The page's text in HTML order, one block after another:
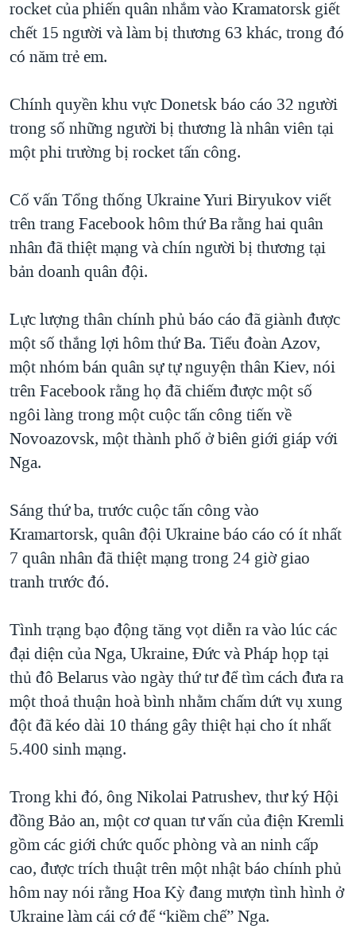
rocket của phiến quân nhắm vào Kramatorsk giết
chết 15 người và làm bị thương 63 khác, trong đó
có năm trẻ em.
Chính quyền khu vực Donetsk báo cáo 32 người
trong số những người bị thương là nhân viên tại
một phi trường bị rocket tấn công.
Cố vấn Tổng thống Ukraine Yuri Biryukov viết
trên trang Facebook hôm thứ Ba rằng hai quân
nhân đã thiệt mạng và chín người bị thương tại
bản doanh quân đội.
Lực lượng thân chính phủ báo cáo đã giành được
một số thắng lợi hôm thứ Ba. Tiểu đoàn Azov,
một nhóm bán quân sự tự nguyện thân Kiev, nói
trên Facebook rằng họ đã chiếm được một số
ngôi làng trong một cuộc tấn công tiến về
Novoazovsk, một thành phố ở biên giới giáp với
Nga.
Sáng thứ ba, trước cuộc tấn công vào
Kramartorsk, quân đội Ukraine báo cáo có ít nhất
7 quân nhân đã thiệt mạng trong 24 giờ giao
tranh trước đó.
Tình trạng bạo động tăng vọt diễn ra vào lúc các
đại diện của Nga, Ukraine, Đức và Pháp họp tại
thủ đô Belarus vào ngày thứ tư để tìm cách đưa ra
một thoả thuận hoà bình nhằm chấm dứt vụ xung
đột đã kéo dài 10 tháng gây thiệt hại cho ít nhất
5.400 sinh mạng.
Trong khi đó, ông Nikolai Patrushev, thư ký Hội
đồng Bảo an, một cơ quan tư vấn của điện Kremli
gồm các giới chức quốc phòng và an ninh cấp
cao, được trích thuật trên một nhật báo chính phủ
hôm nay nói rằng Hoa Kỳ đang mượn tình hình ở
Ukraine làm cái cớ để “kiềm chế” Nga.